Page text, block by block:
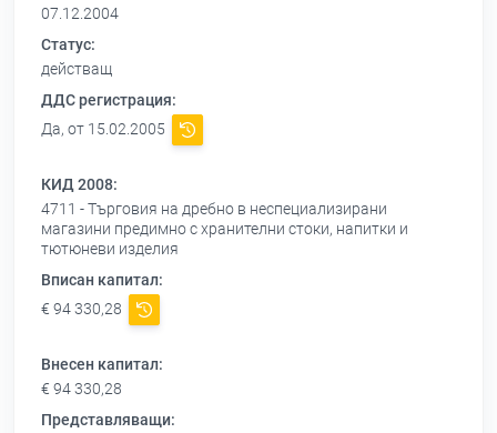
07.12.2004
Статус:
действащ
ДДС регистрация:
Да, от 15.02.2005
КИД 2008:
4711 - Търговия на дребно в неспециализирани
магазини предимно с хранителни стоки, напитки и
тютюневи изделия
Вписан капитал:
€ 94 330,28
Внесен капитал:
€ 94 330,28
Представляващи: